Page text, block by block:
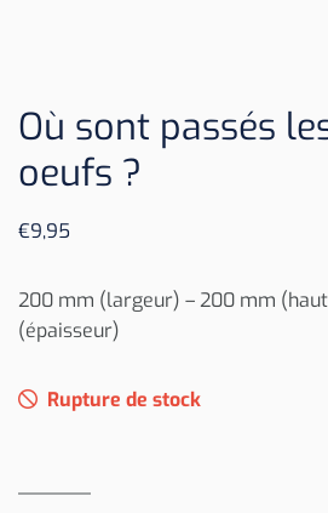
Où sont passés
oeufs ?
€9,95
200 mm (largeur) – 200 mm
(épaisseur)
Rupture de stock